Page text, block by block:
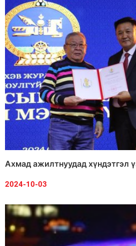
Ахмад ажилтнуудад хүндэтгэл
2024-10-03